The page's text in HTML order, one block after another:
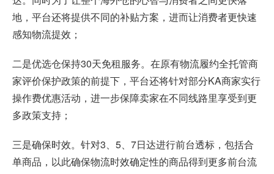
地，平台还将提供不同的补贴方案，进而让消费者更快速
感知物流提效；
二是优选仓保持30天免租服务。在原有物流履约全托管商
家评价保护政策的前提下，平台还将针对部分KA商家实行
操作费优惠活动，进一步保障卖家在不同线路里享受到更
多政策支持；
三是确保时效。针对3、5、7日达进行前台透标，包括合
单商品，以此确保物流时效确定性的商品得到更多前台流